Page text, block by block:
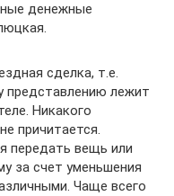
денежные
сделка, т.е.
представлению лежит
Никакого
причитается.
передать вещь или
за счет уменьшения
Чаще всего